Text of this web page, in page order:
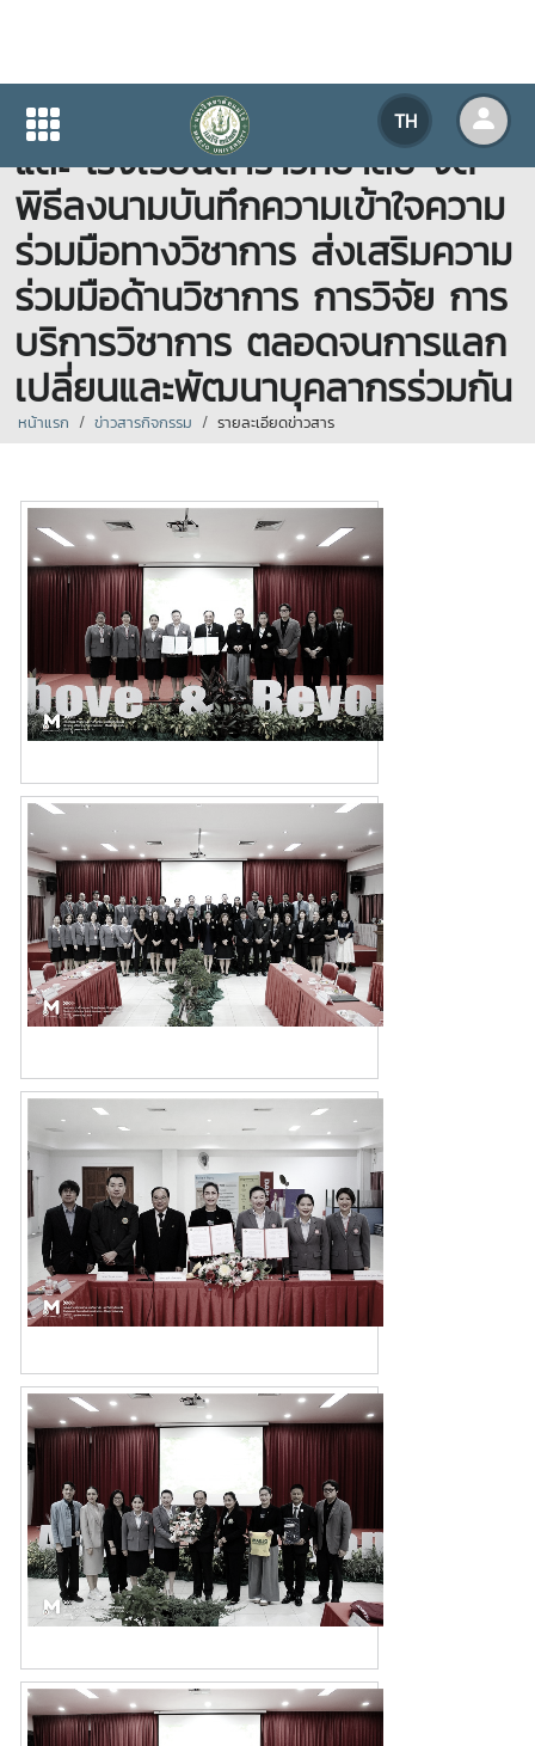
TH
04.06.2569 มหาวิทยาลัยแม่โจ้
และ โรงเรียนดาราวิทยาลัย จัด
พิธีลงนามบันทึกความเข้าใจความ
ร่วมมือทางวิชาการ ส่งเสริมความ
ร่วมมือด้านวิชาการ การวิจัย การ
บริการวิชาการ ตลอดจนการแลก
เปลี่ยนและพัฒนาบุคลากรร่วมกัน
หน้าแรก ข่าวสารกิจกรรม รายละเอียดข่าวสาร